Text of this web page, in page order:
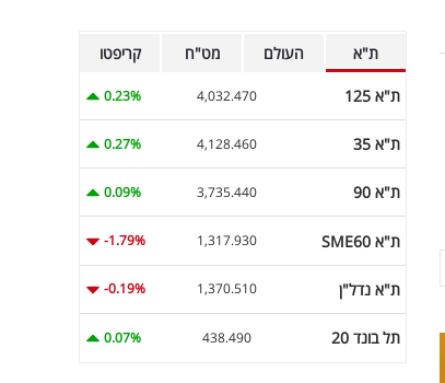
ת"א העולם מט"ח קריפטו
ת"א 125 4,032.470
0.23%
ת"א 35 4,128.460
0.27%
ת"א 90 3,735.440
0.09%
ת"א SME60 1,317.930
-1.79%
ת"א נדל"ן 1,370.510
-0.19%
תל בונד 20 438.490
0.07%